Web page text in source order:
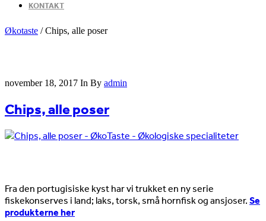
KONTAKT
Økotaste /Chips, alle poser
november 18, 2017 In By admin
Chips, alle poser
Fra den portugisiske kyst har vi trukket en ny serie
fiskekonserves i land; laks, torsk, små hornfisk og ansjoser. Se
produkterne her